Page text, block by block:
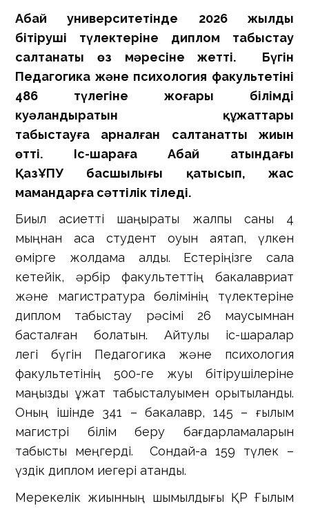
Абай университетінде 2026 жылдың
бітіруші түлектеріне диплом табыстау
салтанаты өз мәресіне жетті. Бүгін
Педагогика және психология факультетінің
486 түлегіне жоғары білімді
куәландыратын құжаттары
табыстауға арналған салтанатты жиын
өтті. Іс-шараға Абай атындағы
ҚазҰПУ басшылығы қатысып, жас
мамандарға сәттілік тіледі.
Биыл қасиетті шаңырақты жалпы саны 4
мыңнан аса студент оқуын аяқтап, үлкен
өмірге жолдама алды. Естеріңізге сала
кетейік, әрбір факультеттің бакалавриат
және магистратура бөлімінің түлектеріне
диплом табыстау рәсімі 26 маусымнан
басталған болатын. Айтулы іс-шаралар
легі бүгін Педагогика және психология
факультетінің 500-ге жуық бітірушілеріне
маңызды құжат табысталуымен қорытыланды.
Оның ішінде 341 – бакалавр, 145 – ғылым
магистрі білім беру бағдарламаларын
табысты меңгерді. Сондай-ақ 159 түлек –
үздік диплом иегері атанды.
Мерекелік жиынның шымылдығы ҚР Ғылым